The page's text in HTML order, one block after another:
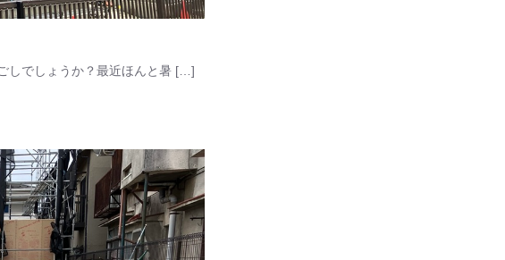
しでしょうか？最近ほんと暑 […]